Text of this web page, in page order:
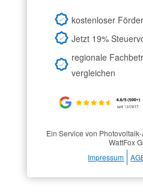
kostenloser
Jetzt 19%
regionale
vergleichen
Ein Service von
WattFox
Impressum